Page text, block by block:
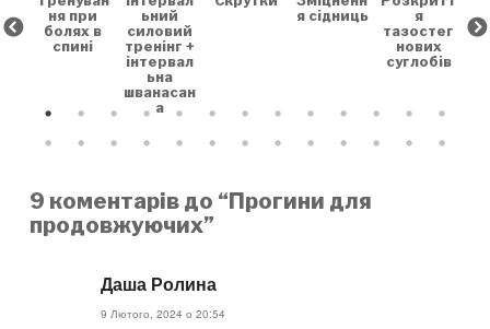
ня при
болях в
спині
ьний
силовий
тренінг +
інтервал
ьна
шванасан
а
я сідниць
я
тазостег
нових
суглобів
9 коментарів до “Прогини для
продовжуючих”
Даша Ролина
9 Лютого, 2024 о 20:54